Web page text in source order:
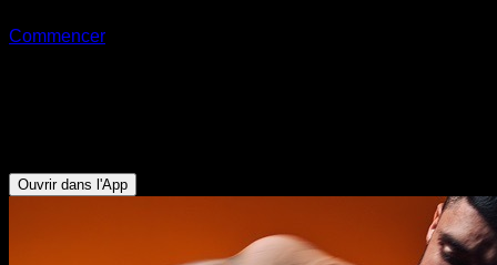
Commencer
Ouvrir dans l'App